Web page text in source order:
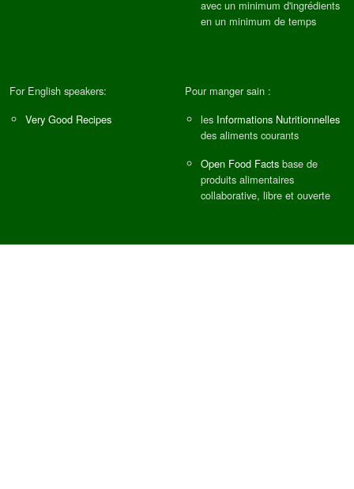
avec un minimum d'ingrédients
en un minimum de temps
For English speakers:
Very Good Recipes
Pour manger sain :
les Informations Nutritionnelles
des aliments courants
Open Food Facts base de
produits alimentaires
collaborative, libre et ouverte